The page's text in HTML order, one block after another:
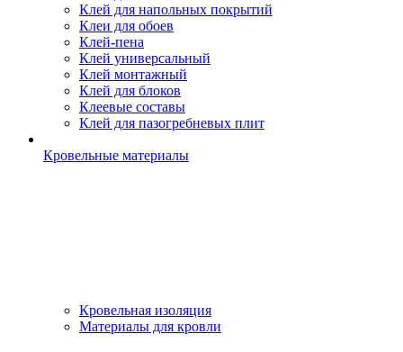
Клей для напольных покрытий
Клеи для обоев
Клей-пена
Клей универсальный
Клей монтажный
Клей для блоков
Клеевые составы
Клей для пазогребневых плит
Кровельные материалы
Кровельная изоляция
Материалы для кровли